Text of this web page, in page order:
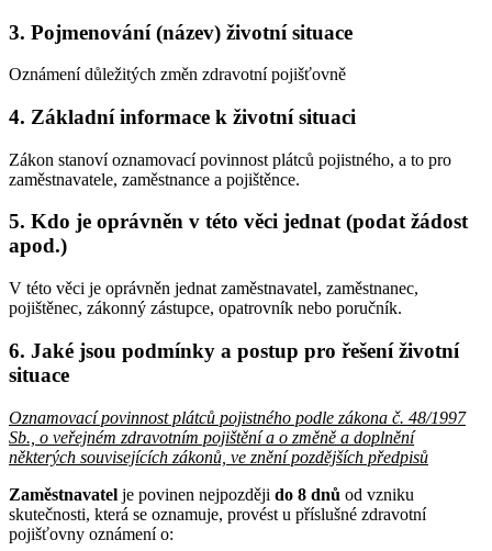
3. Pojmenování (název) životní situace
Oznámení důležitých změn zdravotní pojišťovně
4. Základní informace k životní situaci
Zákon stanoví oznamovací povinnost plátců pojistného, a to pro
zaměstnavatele, zaměstnance a pojištěnce.
5. Kdo je oprávněn v této věci jednat (podat žádost
apod.)
V této věci je oprávněn jednat zaměstnavatel, zaměstnanec,
pojištěnec, zákonný zástupce, opatrovník nebo poručník.
6. Jaké jsou podmínky a postup pro řešení životní
situace
Oznamovací povinnost plátců pojistného podle zákona č. 48/1997
Sb., o veřejném zdravotním pojištění a o změně a doplnění
některých souvisejících zákonů, ve znění pozdějších předpisů
Zaměstnavatel je povinen nejpozději do 8 dnů od vzniku
skutečnosti, která se oznamuje, provést u příslušné zdravotní
pojišťovny oznámení o: